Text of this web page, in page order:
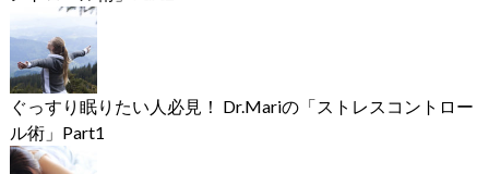
ぐっすり眠りたい人必見！ Dr.Mariの「ストレスコントロー
ル術」Part1